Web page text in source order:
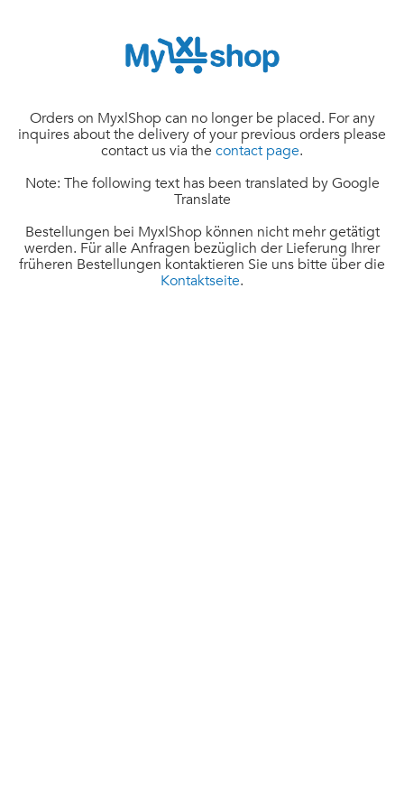
Orders on MyxlShop can no longer be placed. For any
inquires about the delivery of your previous orders please
contact us via the contact page.
Note: The following text has been translated by Google
Translate
Bestellungen bei MyxlShop können nicht mehr getätigt
werden. Für alle Anfragen bezüglich der Lieferung Ihrer
früheren Bestellungen kontaktieren Sie uns bitte über die
Kontaktseite.